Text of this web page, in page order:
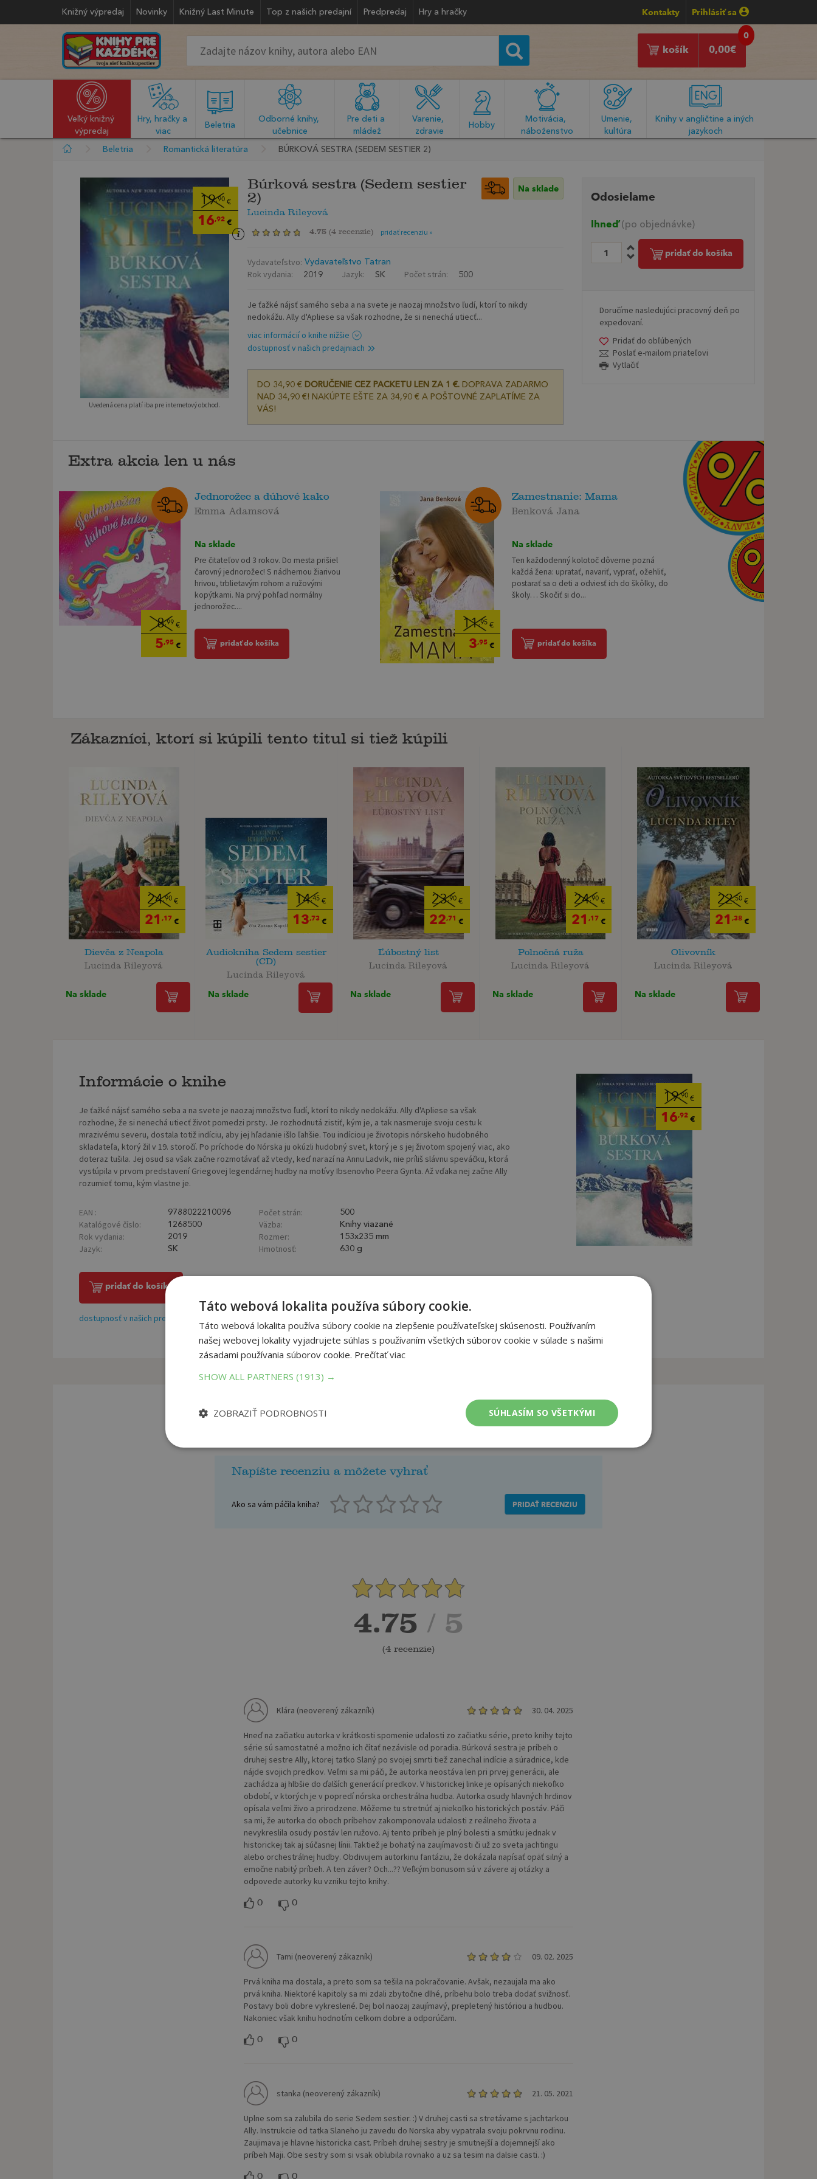
Knižný výpredaj Novinky Knižný Last Minute Top z našich predajní Predpredaj Hry a hračky Kontakty Prihlásiť sa
0
0,00€
košík
Veľký knižný
výpredaj
Hry, hračky a
viac
Beletria
Odborné knihy,
učebnice
Pre deti a
mládež
Varenie,
zdravie
Hobby
Motivácia,
náboženstvo
Umenie,
kultúra
Knihy v angličtine a iných
jazykoch
Beletria Romantická literatúra BÚRKOVÁ SESTRA (SEDEM SESTIER 2)
19,90 €
16,92 €
Uvedená cena platí iba pre internetový obchod.
Búrková sestra (Sedem sestier
2)
Lucinda Rileyová
Na sklade
4.75 (4 recenzie) pridať recenziu »
Vydavateľstvo: Vydavateľstvo Tatran
Rok vydania: 2019 Jazyk: SK Počet strán: 500
Je ťažké nájsť samého seba a na svete je naozaj množstvo ľudí, ktorí to nikdy
nedokážu. Ally d'Apliese sa však rozhodne, že si nenechá utiecť...
viac informácií o knihe nižšie
dostupnosť v našich predajniach
DO 34,90 € DORUČENIE CEZ PACKETU LEN ZA 1 €.DOPRAVA ZADARMO
NAD 34,90 €! NAKÚPTE EŠTE ZA 34,90 € A POŠTOVNÉ ZAPLATÍME ZA
VÁS!
Odosielame
Ihneď(po objednávke)
pridať do košíka
Doručíme nasledujúci pracovný deň po
expedovaní.
Pridať do obľúbených
Poslať e-mailom priateľovi
Vytlačiť
Extra akcia len u nás
8,99 €
5,95€
Jednorožec a dúhové kako
Emma Adamsová
Na sklade
Pre čitateľov od 3 rokov. Do mesta prišiel
čarovný jednorožec! S nádhernou žiarivou
hrivou, trblietavým rohom a ružovými
kopýtkami. Na prvý pohľad normálny
jednorožec....
pridať do košíka
11,95€
3,95€
Zamestnanie: Mama
Benková Jana
Na sklade
Ten každodenný kolotoč dôverne pozná
každá žena: upratať, navariť, vyprať, ožehliť,
postarať sa o deti a odviesť ich do škôlky, do
školy… Skočiť si do...
pridať do košíka
Zákazníci, ktorí si kúpili tento titul si tiež kúpili
24,90 €
21 ,17 €
Dievča z Neapola
Lucinda Rileyová
Na sklade
14,45 €
13,73 €
Audiokniha Sedem sestier
(CD)
Lucinda Rileyová
Na sklade
23,90 €
22,71 €
Ľúbostný list
Lucinda Rileyová
Na sklade
24,90€
21 ,17 €
Polnočná ruža
Lucinda Rileyová
Na sklade
22,50 €
21 ,38 €
Olivovník
Lucinda Rileyová
Na sklade
Informácie o knihe
Je ťažké nájsť samého seba a na svete je naozaj množstvo ľudí, ktorí to nikdy nedokážu. Ally d'Apliese sa však
rozhodne, že si nenechá utiecť život pomedzi prsty. Je rozhodnutá zistiť, kým je, a tak nasmeruje svoju cestu k
mrazivému severu, dostala totiž indíciu, aby jej hľadanie išlo ľahšie. Tou indíciou je životopis nórskeho hudobného
skladateľa, ktorý žil v 19. storočí. Po príchode do Nórska ju okúzli hudobný svet, ktorý je s jej životom spojený viac, ako
doteraz tušila. Jej osud sa však začne rozmotávať až vtedy, keď narazí na Annu Ladvik, nie príliš slávnu speváčku, ktorá
vystúpila v prvom predstavení Griegovej legendárnej hudby na motívy Ibsenovho Peera Gynta. Až vďaka nej začne Ally
rozumieť tomu, kým vlastne je.
EAN : 9788022210096
Katalógové číslo: 1268500
Rok vydania: 2019
Jazyk: SK
Počet strán: 500
Väzba: Knihy viazané
Rozmer: 153x235 mm
Hmotnosť: 630 g
pridať do košíka
dostupnosť v našich predajniach
19,90 €
16,92 €
Recenzie čitateľov
Napíšte recenziu a môžete vyhrať
Ako sa vám páčila kniha? PRIDAŤ RECENZIU
4.75 / 5
(4 recenzie)
Klára (neoverený zákazník) 30. 04. 2025
Hneď na začiatku autorka v krátkosti spomenie udalosti zo začiatku série, preto knihy tejto
série sú samostatné a možno ich čítať nezávisle od poradia. Búrková sestra je príbeh o
druhej sestre Ally, ktorej tatko Slaný po svojej smrti tiež zanechal indície a súradnice, kde
nájde svojich predkov. Veľmi sa mi páči, že autorka neostáva len pri prvej generácii, ale
zachádza aj hlbšie do ďalších generácií predkov. V historickej linke je opísaných niekoľko
období, v ktorých je v popredí nórska orchestrálna hudba. Autorka osudy hlavných hrdinov
opísala veľmi živo a prirodzene. Môžeme tu stretnúť aj niekoľko historických postáv. Páči
sa mi, že autorka do oboch príbehov zakomponovala udalosti z reálneho života a
nevykreslila osudy postáv len ružovo. Aj tento príbeh je plný bolesti a smútku jednak v
historickej tak aj súčasnej línii. Taktiež je bohatý na zaujímavosti či už zo sveta jachtingu
alebo orchestrálnej hudby. Obdivujem autorkinu fantáziu, že dokázala napísať opäť silný a
emočne nabitý príbeh. A ten záver? Och...?? Veľkým bonusom sú v závere aj otázky a
odpovede autorky ku vzniku tejto knihy.
0 0
Tami (neoverený zákazník) 09. 02. 2025
Prvá kniha ma dostala, a preto som sa tešila na pokračovanie. Avšak, nezaujala ma ako
prvá kniha. Niektoré kapitoly sa mi zdali zbytočne dlhé, príbehu bolo treba dodať svižnosť.
Postavy boli dobre vykreslené. Dej bol naozaj zaujímavý, prepletený históriou a hudbou.
Nakoniec však knihu hodnotím celkom dobre a odporúčam.
0 0
stanka (neoverený zákazník) 21. 05. 2021
Uplne som sa zalubila do serie Sedem sestier. :) V druhej casti sa stretávame s jachtarkou
Ally. Instrukcie od tatka Slaneho ju zavedu do Norska aby vypatrala svoju pokrvnu rodinu.
Zaujimava je hlavne historicka cast. Príbeh druhej sestry je smutnejší a dojemnejší ako
príbeh Maji. Obe sestry som si vsak oblubila rovnako a uz sa tesim na dalsie casti. :)
0 0
Táto webová lokalita používa súbory cookie.
Táto webová lokalita používa súbory cookie na zlepšenie používateľskej skúsenosti. Používaním
našej webovej lokality vyjadrujete súhlas s používaním všetkých súborov cookie v súlade s našimi
zásadami používania súborov cookie. Prečítať viac
SHOW ALL PARTNERS (1913) →
SÚHLASÍM SO VŠETKÝMI
ZOBRAZIŤ PODROBNOSTI